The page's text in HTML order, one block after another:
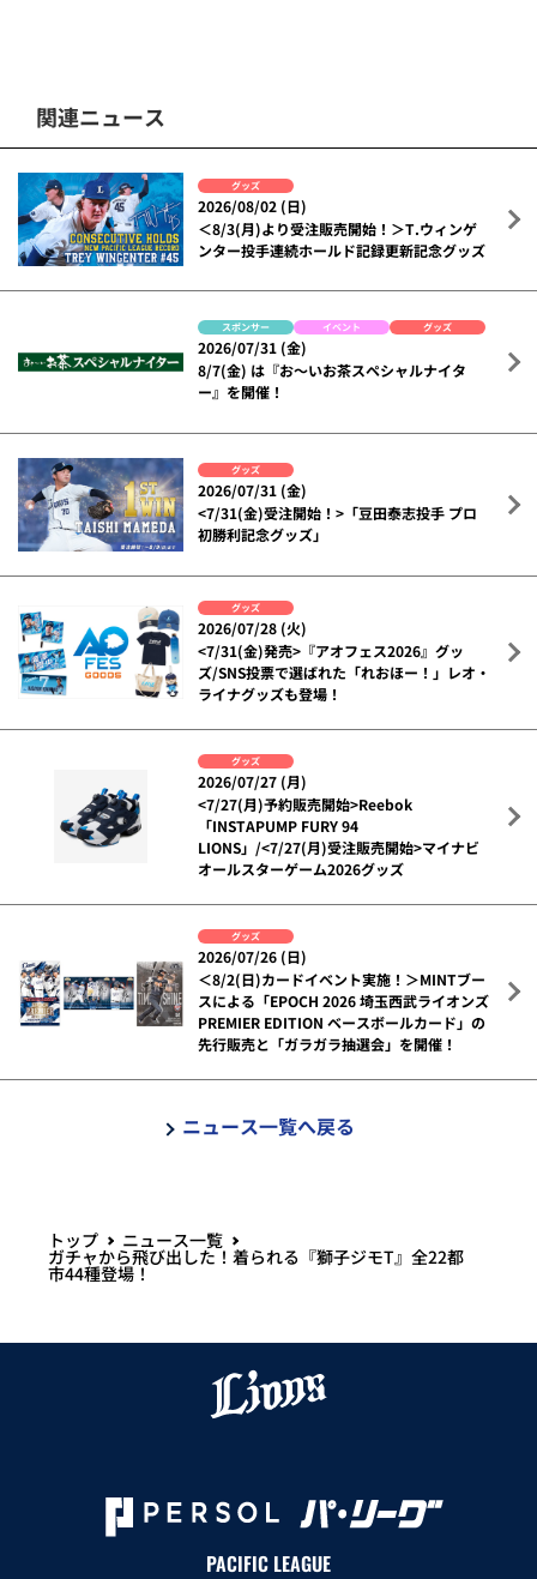
関連ニュース
グッズ
2026/08/02 (日)
＜8/3(月)より受注販売開始！＞T.ウィンゲ
ンター投手連続ホールド記録更新記念グッズ
スポンサー イベント グッズ
2026/07/31 (金)
8/7(金) は『お～いお茶スペシャルナイタ
ー』を開催！
グッズ
2026/07/31 (金)
<7/31(金)受注開始！>「豆田泰志投手 プロ
初勝利記念グッズ」
グッズ
2026/07/28 (火)
<7/31(金)発売>『アオフェス2026』グッ
ズ/SNS投票で選ばれた「れおほー！」レオ・
ライナグッズも登場！
グッズ
2026/07/27 (月)
<7/27(月)予約販売開始>Reebok
「INSTAPUMP FURY 94
LIONS」/<7/27(月)受注販売開始>マイナビ
オールスターゲーム2026グッズ
グッズ
2026/07/26 (日)
＜8/2(日)カードイベント実施！＞MINTブー
スによる「EPOCH 2026 埼玉西武ライオンズ
PREMIER EDITION ベースボールカード」の
先行販売と「ガラガラ抽選会」を開催！
ニュース一覧へ戻る
トップ ニュース一覧
ガチャから飛び出した！着られる『獅子ジモT』全22都
市44種登場！
PACIFIC LEAGUE